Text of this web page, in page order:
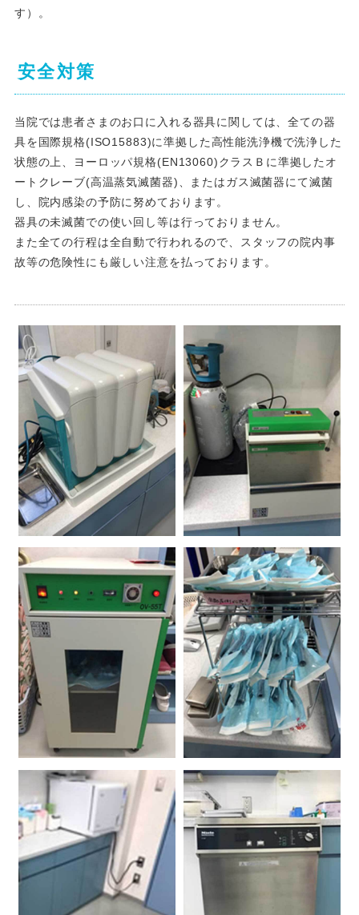
す）。
安全対策
当院では患者さまのお口に入れる器具に関しては、全ての器
具を国際規格(ISO15883)に準拠した高性能洗浄機で洗浄した
状態の上、ヨーロッパ規格(EN13060)クラスＢに準拠したオ
ートクレーブ(高温蒸気滅菌器)、またはガス滅菌器にて滅菌
し、院内感染の予防に努めております。
器具の未滅菌での使い回し等は行っておりません。
また全ての行程は全自動で行われるので、スタッフの院内事
故等の危険性にも厳しい注意を払っております。